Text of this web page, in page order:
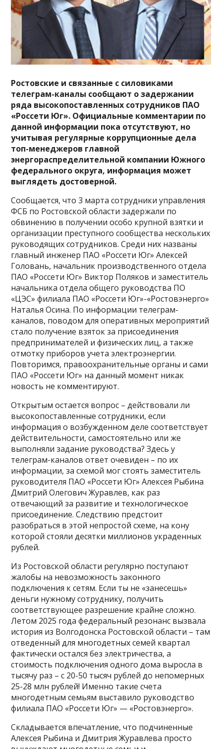
Ростовские и связанные с силовиками
телеграм-каналы сообщают о задержании
ряда высокопоставленных сотрудников ПАО
«Россети Юг». Официальные комментарии по
данной информации пока отсутствуют, но
учитывая регулярные коррупционные дела
топ-менеджеров главной
энергораспределительной компании Южного
федерального округа, информация может
выглядеть достоверной.
Сообщается, что 3 марта сотрудники управления
ФСБ по Ростовской области задержали по
обвинению в получении особо крупной взятки и
организации преступного сообщества нескольких
руководящих сотрудников. Среди них названы
главный инженер ПАО «Россети Юг» Алексей
Головань, начальник производственного отдела
ПАО «Россети Юг» Виктор Поляков и заместитель
начальника отдела общего руководства ПО
«ЦЭС» филиала ПАО «Россети Юг»-«Ростовэнерго»
Наталья Осина. По информации телеграм-
каналов, поводом для оперативных мероприятий
стало получение взяток за присоединения
предпринимателей и физических лиц, а также
отмотку приборов учета электроэнергии.
Повторимся, правоохранительные органы и сами
ПАО «Россети Юг» на данный момент никак
новость не комментируют.
Открытым остается вопрос – действовали ли
высокопоставленные сотрудники, если
информация о возбужденном деле соответствует
действительности, самостоятельно или же
выполняли задание руководства? Здесь у
телеграм-каналов ответ очевиден – по их
информации, за схемой мог стоять заместитель
руководителя ПАО «Россети Юг» Алексея Рыбина
Дмитрий Олегович Журавлев, как раз
отвечающий за развитие и технологическое
присоединение. Следствию предстоит
разобраться в этой непростой схеме, на кону
которой стояли десятки миллионов украденных
рублей.
Из Ростовской области регулярно поступают
жалобы на невозможность законного
подключения к сетям. Если ты не «занесешь»
деньги нужному сотруднику, получить
соответствующее разрешение крайне сложно.
Летом 2025 года федеральный резонанс вызвала
история из Волгодонска Ростовской области – там
отведенный для многодетных семей квартал
фактически остался без электричества, а
стоимость подключения одного дома выросла в
тысячу раз – с 20-50 тысяч рублей до непомерных
25-28 млн рублей! Именно такие счета
многодетным семьям выставило руководство
филиала ПАО «Россети Юг» — «Ростовэнерго».
Складывается впечатление, что подчиненные
Алексея Рыбина и Дмитрия Журавлева просто